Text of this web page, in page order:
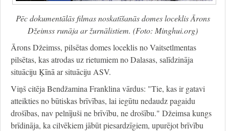
Pēc dokumentālās filmas noskatīšanās domes loceklis Ārons
Džeimss runāja ar žurnālistiem. (Foto: Minghui.org)
Ārons Džeimss, pilsētas domes loceklis no Vaitsetlmentas
pilsētas, kas atrodas uz rietumiem no Dalasas, salīdzināja
situāciju Ķīnā ar situāciju ASV.
Viņš citēja Bendžamina Franklina vārdus: "Tie, kas ir gatavi
atteikties no būtiskas brīvības, lai iegūtu nedaudz pagaidu
drošības, nav pelnījuši ne brīvību, ne drošību." Džeimsa kungs
brīdināja, ka cilvēkiem jābūt piesardzīgiem, upurējot brīvību